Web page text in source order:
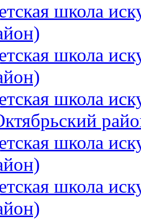
школа
школа
школа
школа
школа